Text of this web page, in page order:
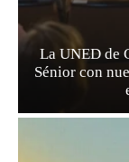
La UNED de
Sénior con